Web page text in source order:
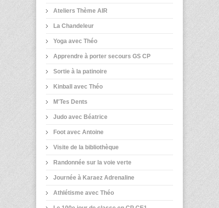
Ateliers Thème AIR
La Chandeleur
Yoga avec Théo
Apprendre à porter secours GS CP
Sortie à la patinoire
Kinball avec Théo
M'Tes Dents
Judo avec Béatrice
Foot avec Antoine
Visite de la bibliothèque
Randonnée sur la voie verte
Journée à Karaez Adrenaline
Athlétisme avec Théo